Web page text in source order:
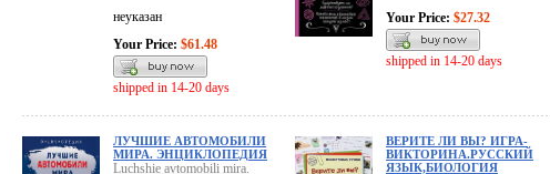
неуказан
Your Price: $61.48
shipped in 14-20 days
Your Price: $27.32
shipped in 14-20 days
ЛУЧШИЕ АВТОМОБИЛИ
МИРА. ЭНЦИКЛОПЕДИЯ
Luchshie avtomobili mira.
ВЕРИТЕ ЛИ ВЫ? ИГРА-
ВИКТОРИНА.РУССКИЙ
ЯЗЫК,БИОЛОГИЯ